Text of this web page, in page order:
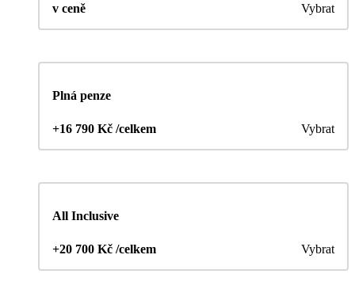
v ceně Vybrat
Plná penze
+16 790 Kč /celkem Vybrat
All Inclusive
+20 700 Kč /celkem Vybrat